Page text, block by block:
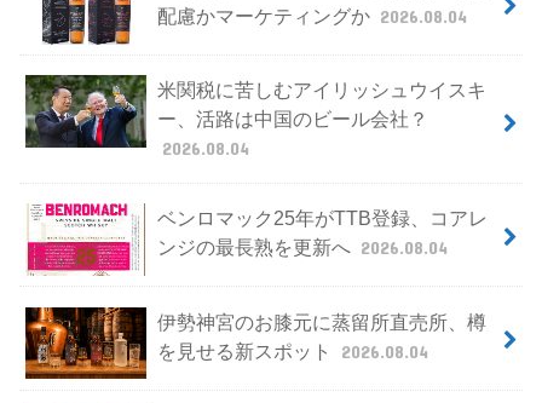
配慮かマーケティングか 2026.08.04
米関税に苦しむアイリッシュウイスキ
ー、活路は中国のビール会社？
2026.08.04
ベンロマック25年がTTB登録、コアレ
ンジの最長熟を更新へ 2026.08.04
伊勢神宮のお膝元に蒸留所直売所、樽
を見せる新スポット
2026.08.04